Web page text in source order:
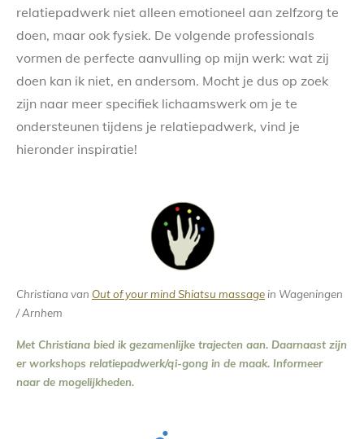
relatiepadwerk niet alleen emotioneel aan zelfzorg te
doen, maar ook fysiek. De volgende professionals
vormen de perfecte aanvulling op mijn werk: wat zij
doen kan ik niet, en andersom. Mocht je dus op zoek
zijn naar meer specifiek lichaamswerk om je te
ondersteunen tijdens je relatiepadwerk, vind je
hieronder inspiratie!
Christiana van Out of your mind Shiatsu massage in Wageningen
/ Arnhem
Met Christiana bied ik gezamenlijke trajecten aan. Daarnaast zijn
er workshops relatiepadwerk/qi-gong in de maak. Informeer
naar de mogelijkheden.